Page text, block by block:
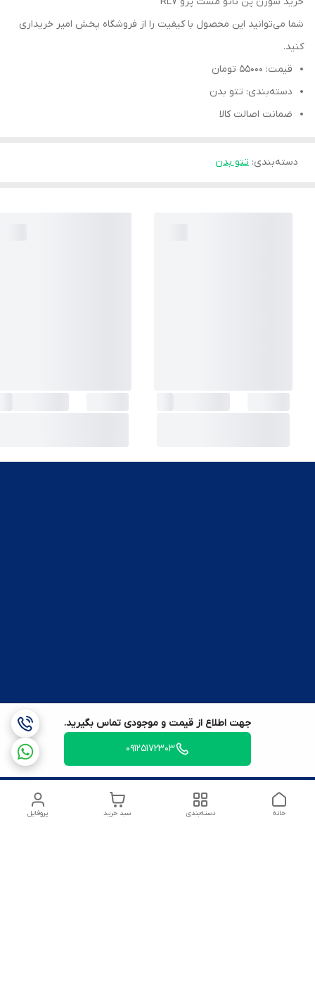
جهت اطلاع از قیمت و موجودی تماس بگیرید.
09125172303
شما می‌توانید این محصول با کیفیت را از فروشگاه پخش امیر خریداری
کنید.
قیمت: 55000 تومان
دسته‌بندی: تتو بدن
ضمانت اصالت کالا
دسته‌بندی: تتو بدن
پروفایل سبد خرید دسته‌بندی خانه